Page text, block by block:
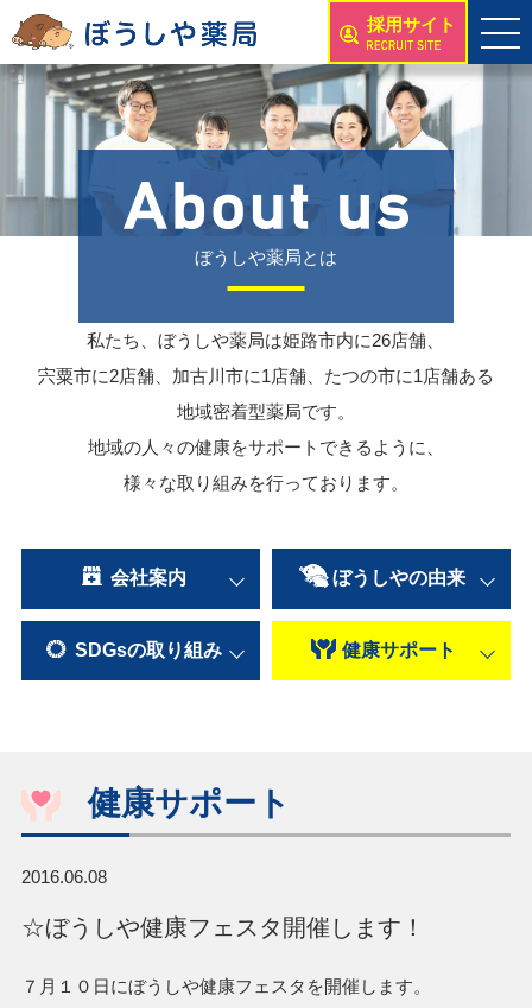
採用サイト
ぼうしや薬局とは
私たち、ぼうしや薬局は姫路市内に26店舗、
宍粟市に2店舗、加古川市に1店舗、たつの市に1店舗ある
地域密着型薬局です。
地域の人々の健康をサポートできるように、
様々な取り組みを行っております。
会社案内 ぼうしやの由来
SDGsの取り組み 健康サポート
健康サポート
2016.06.08
☆ぼうしや健康フェスタ開催します！
７月１０日にぼうしや健康フェスタを開催します。